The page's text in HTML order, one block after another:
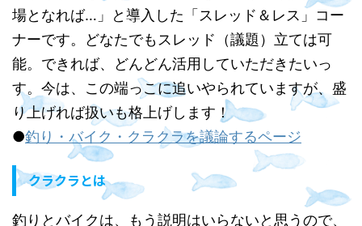
場となれば…」と導入した「スレッド＆レス」コー
ナーです。どなたでもスレッド（議題）立ては可
能。できれば、どんどん活用していただきたいっ
す。今は、この端っこに追いやられていますが、盛
り上げれば扱いも格上げします！
●釣り・バイク・クラクラを議論するページ
クラクラとは
釣りとバイクは、もう説明はいらないと思うので、